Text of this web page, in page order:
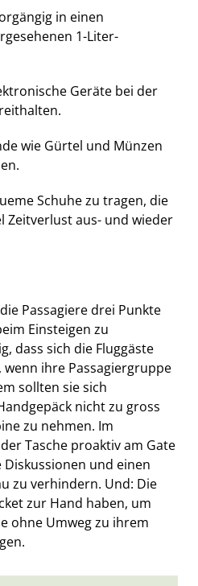
in einen
1-Liter-
Geräte bei der
wie Gürtel und Münzen
Schuhe zu tragen, die
Zeitverlust aus- und wieder
Passagiere drei Punkte
Einsteigen zu
dass sich die Fluggäste
wenn ihre Passagiergruppe
sollten sie sich
nicht zu gross
zu nehmen. Im
Tasche proaktiv am Gate
und einen
zu verhindern. Und: Die
zur Hand haben, um
ohne Umweg zu ihrem